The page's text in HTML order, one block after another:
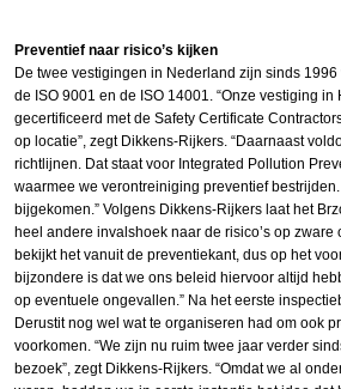
Preventief naar risico’s kijken
De twee vestigingen in Nederland zijn sinds
de ISO 9001 en de ISO 14001. “Onze vestiging
gecertificeerd met de Safety Certificate
op locatie”, zegt Dikkens-Rijkers. “Daarnaast
richtlijnen. Dat staat voor Integrated Pollution
waarmee we verontreiniging preventief
bijgekomen.” Volgens Dikkens-Rijkers laat het
heel andere invalshoek naar de risico’s op zware
bekijkt het vanuit de preventiekant, dus op het
bijzondere is dat we ons beleid hiervoor altijd
op eventuele ongevallen.” Na het eerste
Derustit nog wel wat te organiseren had om ook
voorkomen. “We zijn nu ruim twee jaar verder
bezoek”, zegt Dikkens-Rijkers. “Omdat we al